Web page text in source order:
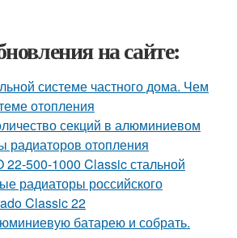
на сайте:
системе частного дома. Чем
отопления
секций в алюминиевом
радиаторов отопления
22-500-1000 Classic стальной
радиаторы российского
Classic 22
батарею и собрать.